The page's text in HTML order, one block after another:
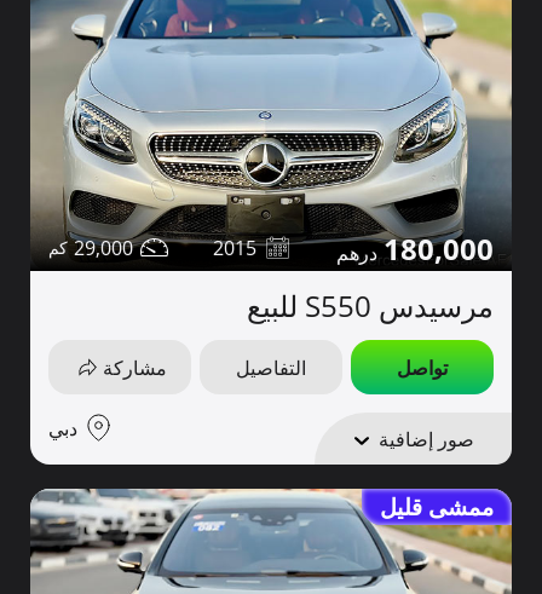
180,000
2015
29,000
مرسيدس S550 للبيع
تواصل التفاصيل مشاركة
صور إضافية دبي
ممشى قليل